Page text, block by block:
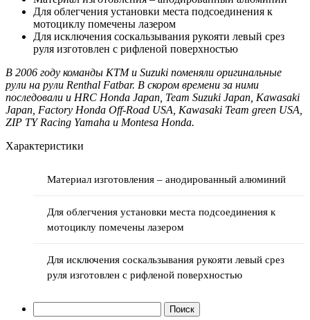
Для облегчения установки места подсоединения к
мотоциклу помечены лазером
Для исключения соскальзывания рукояти левый срез
руля изготовлен с рифленой поверхностью
В 2006 году команды KTM и Suzuki поменяли оригинальные
рули на рули Renthal Fatbar. В скором времени за ними
последовали и HRC Honda Japan, Team Suzuki Japan, Kawasaki
Japan, Factory Honda Off-Road USA, Kawasaki Team green USA,
ZIP TY Racing Yamaha и Montesa Honda.
Характеристики
Материал изготовления – анодированный алюминий
Для облегчения установки места подсоединения к
мотоциклу помечены лазером
Для исключения соскальзывания рукояти левый срез
руля изготовлен с рифленой поверхностью